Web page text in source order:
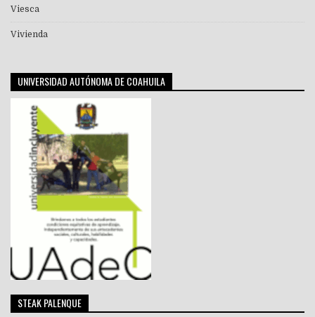
Viesca
Vivienda
UNIVERSIDAD AUTÓNOMA DE COAHUILA
STEAK PALENQUE